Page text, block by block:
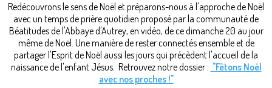
Redécouvrons le sens de Noël et préparons-nous à l'approche de Noël
avec un temps de prière quotidien proposé par la communauté de
Béatitudes de l'Abbaye d'Autrey, en vidéo, de ce dimanche 20 au jour
même de Noël. Une manière de rester connectés ensemble et de
partager l'Esprit de Noël aussi les jours qui précèdent l'accueil de la
naissance de l'enfant Jésus. Retrouvez notre dossier : "Fêtons Noël
avec nos proches !"